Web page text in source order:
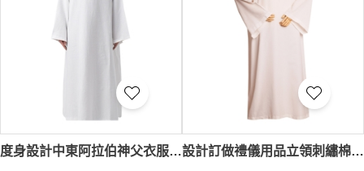
度身設計中東阿拉伯神父衣服 訂做神職人員長袍牧師聖衣 牧師長白衣 SKPT075 設計訂做禮儀用品立領刺繡棉麻裝表演服裝 度身訂做工作復古麻衣大舞台 牧師長白衣 SKPT074